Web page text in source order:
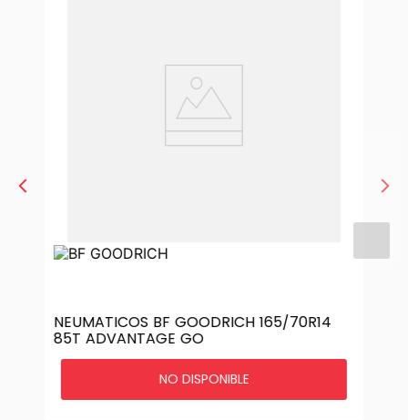
NEUMATICOS BF GOODRICH 165/70R14
85T ADVANTAGE GO
NO DISPONIBLE